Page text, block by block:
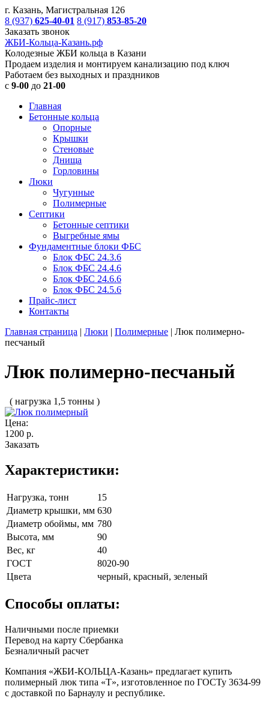
г. Казань, Магистральная 126
8 (937) 625-40-01 8 (917) 853-85-20
Заказать звонок
ЖБИ-Кольца-Казань.рф
Колодезные ЖБИ кольца в Казани
Продаем изделия и монтируем канализацию под ключ
Работаем без выходных и праздников
с 9-00 до 21-00
Главная
Бетонные кольца
Опорные
Крышки
Стеновые
Днища
Горловины
Люки
Чугунные
Полимерные
Септики
Бетонные септики
Выгребные ямы
Фундаментные блоки ФБС
Блок ФБС 24.3.6
Блок ФБС 24.4.6
Блок ФБС 24.6.6
Блок ФБС 24.5.6
Прайс-лист
Контакты
Главная страница | Люки | Полимерные | Люк полимерно-
песчаный
Люк полимерно-песчаный
( нагрузка 1,5 тонны )
Цена:
1200 р.
Заказать
Характеристики:
Нагрузка, тонн
15
Диаметр крышки, мм 630
Диаметр обоймы, мм 780
Высота, мм
90
Вес, кг
40
ГОСТ
8020-90
Цвета
черный, красный, зеленый
Способы оплаты:
Наличными после приемки
Перевод на карту Сбербанка
Безналичный расчет
Компания «ЖБИ-КОЛЬЦА-Казань» предлагает купить
полимерный люк типа «Т», изготовленное по ГОСТу 3634-99
с доставкой по Барнаулу и республике.